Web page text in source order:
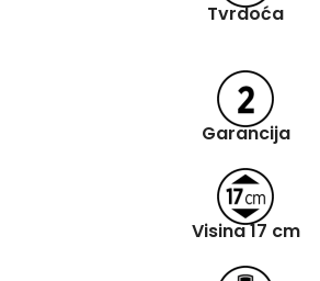
Tvrdoća
Garancija
Visina 17 cm